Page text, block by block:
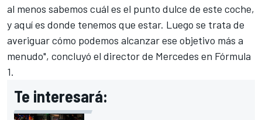
al menos sabemos cuál es el punto dulce de este coche,
y aquí es donde tenemos que estar. Luego se trata de
averiguar cómo podemos alcanzar ese objetivo más a
menudo", concluyó el director de Mercedes en Fórmula
1.
Te interesará: